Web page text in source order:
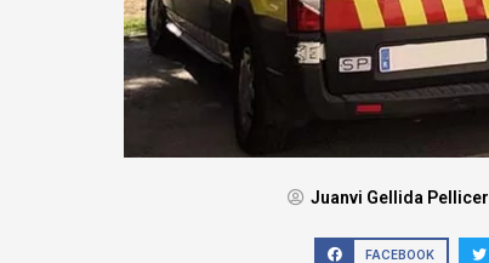
Juanvi Gellida Pellicer
FACEBOOK